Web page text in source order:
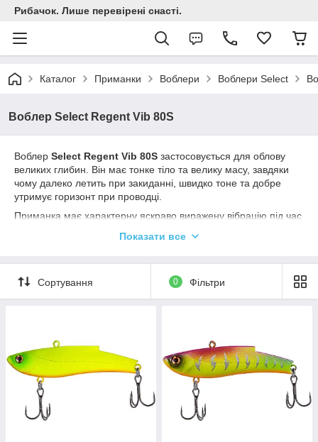
Рибачок. Лише перевірені снасті.
Каталог Приманки Воблери Воблери Select
Воблер Select Regent Vib 80S
Воблер Select Regent Vib 80S застосовується для облову
великих глибин. Він має тонке тіло та велику масу, завдяки
чому далеко летить при закиданні, швидко тоне та добре
утримує горизонт при проводці.
Приманка має характерну яскраво виражену вібрацію під час
хаотично тоне, чим нагадує поведінку пораненого малька.
Воблер Select Regent Vib підійде для лову щуки, судака та
сома в придонному шарі із використанням джигових
зимовий період під час вертикального лову з льоду.
Показати все
Сортування 0 Фільтри